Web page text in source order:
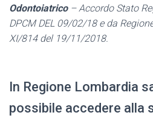
Odontoiatrico – Accordo Stato
DPCM DEL 09/02/18 e da
XI/814 del 19/11/2018.
In Regione Lombardia
possibile accedere alla